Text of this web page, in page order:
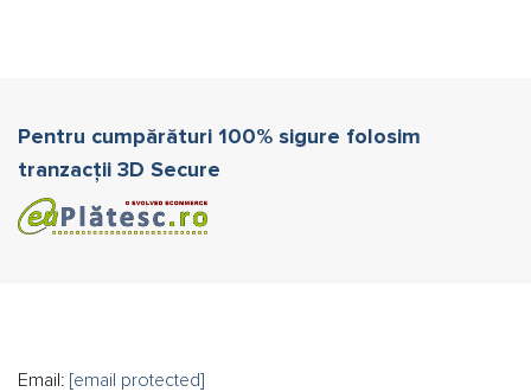
pot
alese
în
pagina
Pentru cumpărături 100% sigure folosim
tranzacții 3D Secure
Email: [email protected]